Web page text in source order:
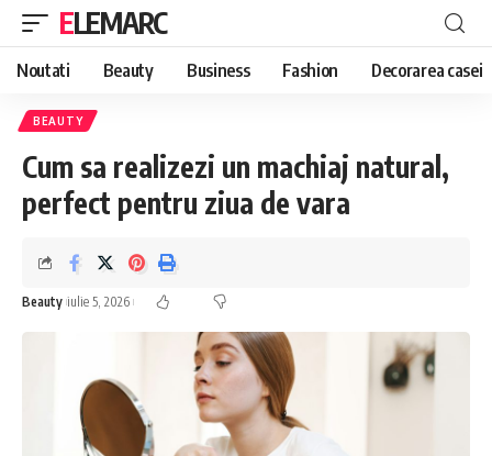
ELEMARC
Noutati Beauty Business Fashion Decorarea casei
BEAUTY
Cum sa realizezi un machiaj natural,
perfect pentru ziua de vara
Beauty iulie 5, 2026